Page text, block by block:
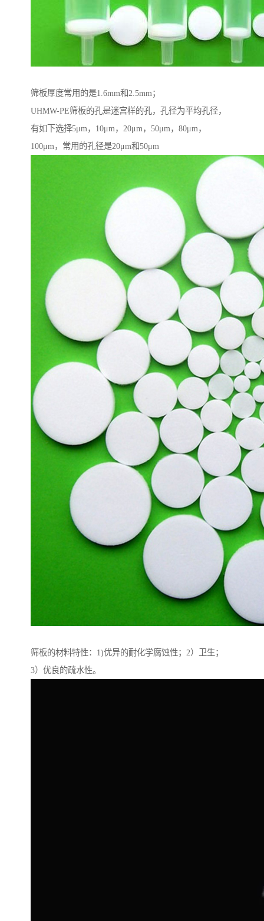
筛板厚度常用的是1.6mm和2.5mm；
UHMW-PE筛板的孔是迷宫样的孔，孔径为平均孔径，
有如下选择5μm，10μm，20μm，50μm，80μm，
100μm，常用的孔径是20μm和50μm
筛板的材料特性：1)优异的耐化学腐蚀性；2）卫生；
3）优良的疏水性。